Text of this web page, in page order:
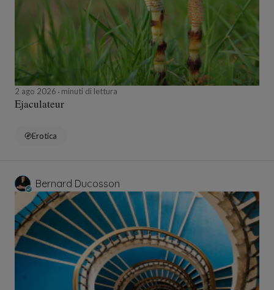
2 ago 2026 minuti di lettura
Ejaculateur
Erotica
Bernard Ducosson